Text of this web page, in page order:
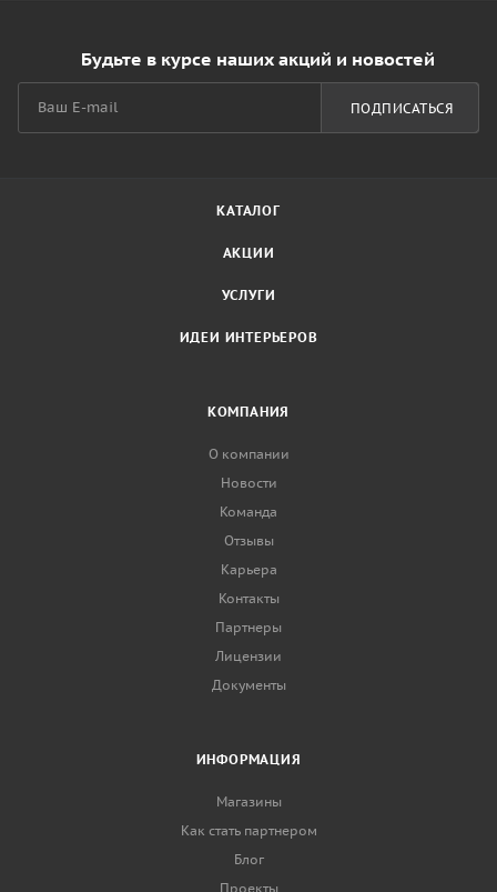
Будьте в курсе наших акций и новостей
ПОДПИСАТЬСЯ
КАТАЛОГ
АКЦИИ
УСЛУГИ
ИДЕИ ИНТЕРЬЕРОВ
КОМПАНИЯ
О компании
Новости
Команда
Отзывы
Карьера
Контакты
Партнеры
Лицензии
Документы
ИНФОРМАЦИЯ
Магазины
Как стать партнером
Блог
Проекты